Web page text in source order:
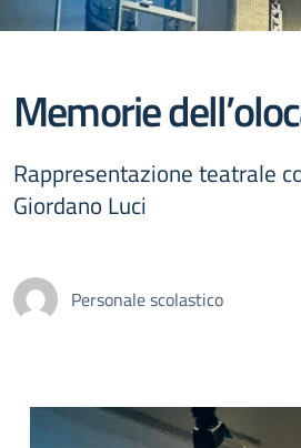
Memorie
Rappresentazione teatrale
Giordano Luci
Personale scolastico